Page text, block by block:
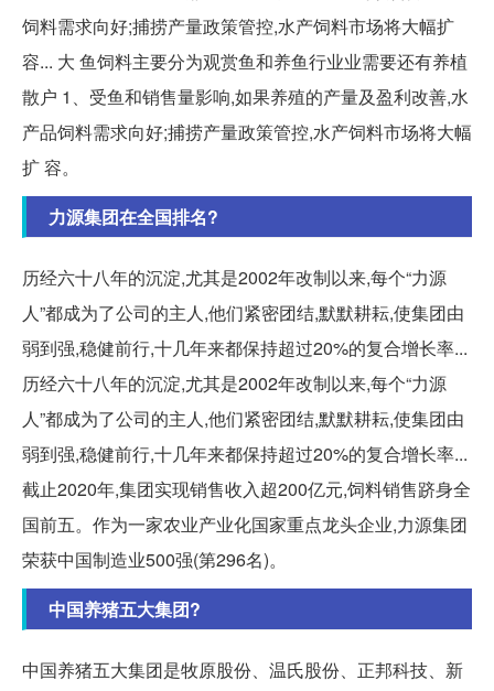
饲料需求向好;捕捞产量政策管控,水产饲料市场将大幅扩
容... 大 鱼饲料主要分为观赏鱼和养鱼行业业需要还有养植
散户 1、受鱼和销售量影响,如果养殖的产量及盈利改善,水
产品饲料需求向好;捕捞产量政策管控,水产饲料市场将大幅
扩 容。
力源集团在全国排名?
历经六十八年的沉淀,尤其是2002年改制以来,每个“力源
人”都成为了公司的主人,他们紧密团结,默默耕耘,使集团由
弱到强,稳健前行,十几年来都保持超过20%的复合增长率...
历经六十八年的沉淀,尤其是2002年改制以来,每个“力源
人”都成为了公司的主人,他们紧密团结,默默耕耘,使集团由
弱到强,稳健前行,十几年来都保持超过20%的复合增长率...
截止2020年,集团实现销售收入超200亿元,饲料销售跻身全
国前五。作为一家农业产业化国家重点龙头企业,力源集团
荣获中国制造业500强(第296名)。
中国养猪五大集团?
中国养猪五大集团是牧原股份、温氏股份、正邦科技、新